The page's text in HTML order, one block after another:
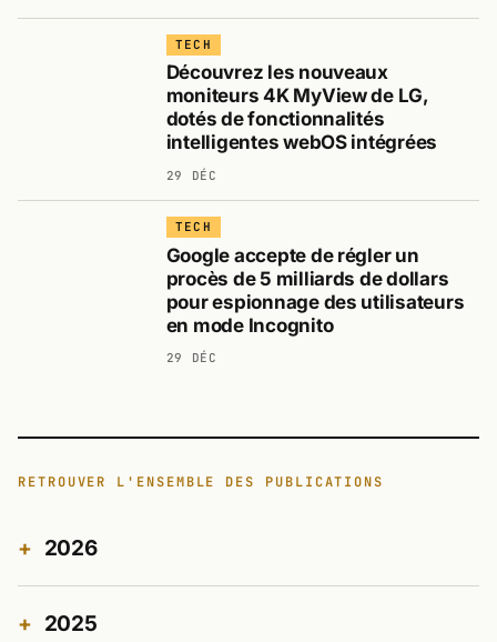
TECH
Découvrez les nouveaux
moniteurs 4K MyView de LG,
dotés de fonctionnalités
intelligentes webOS intégrées
29 DÉC
TECH
Google accepte de régler un
procès de 5 milliards de dollars
pour espionnage des utilisateurs
en mode Incognito
29 DÉC
RETROUVER L'ENSEMBLE DES PUBLICATIONS
2026
2025